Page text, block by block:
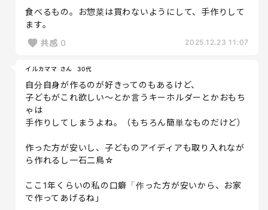
食べるもの。お惣菜は買わないようにして、手作りして
ます。
共感 0 2025.12.23 11:07
イルカママ さん 30代
自分自身が作るのが好きってのもあるけど、
子どもがこれ欲しい～とか言うキーホルダーとかおもち
ゃは
手作りしてしまうよね。（もちろん簡単なものだけど）
作った方が安いし、子どものアイディアも取り入れなが
ら作れるし一石二鳥☆
ここ1年くらいの私の口癖「作った方が安いから、お家
で作ってあげるね」